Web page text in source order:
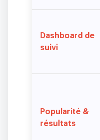
Dashboard de
suivi
Popularité &
résultats